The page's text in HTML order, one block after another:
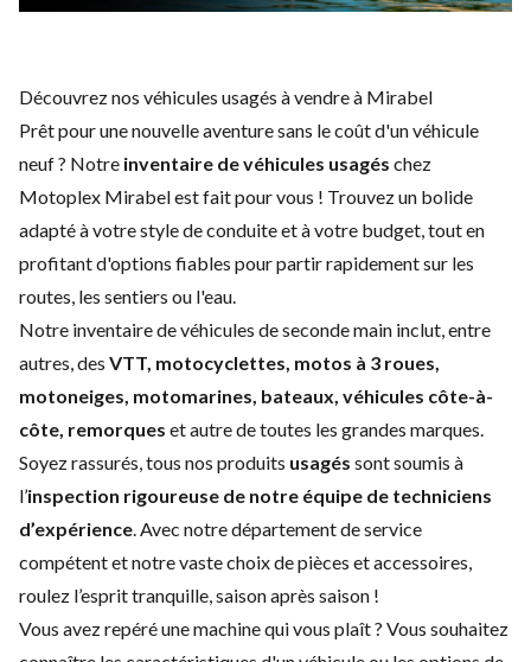
Découvrez nos véhicules usagés à vendre à Mirabel
Prêt pour une nouvelle aventure sans le coût d'unvéhicule
neuf? Notre inventaire de véhicules usagés chez
Motoplex Mirabel est fait pour vous ! Trouvez un bolide
adapté à votre style de conduite et à votre budget, tout en
profitant d'options fiables pour partir rapidement sur les
routes, les sentiers ou l'eau.
Notre inventaire de véhicules de seconde main inclut, entre
autres, des VTT, motocyclettes, motos à 3 roues,
motoneiges, motomarines, bateaux, véhicules côte-à-
côte, remorques et autre de toutes les grandes marques.
Soyez rassurés, tous nos produits usagés sont soumis à
l’inspection rigoureuse de notre équipe de techniciens
d’expérience . Avec notredépartement de service
compétent et notre vaste choix depièces et accessoires
roulez l’esprit tranquille, saison après saison !
Vous avez repéré une machine qui vous plaît ? Vous souhaitez